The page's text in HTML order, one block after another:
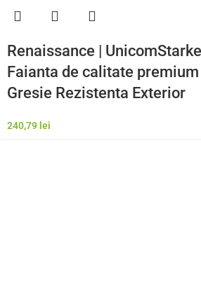
Renaissance |
Faianta de calitate premium
Gresie Rezistenta Exterior
240,79 lei